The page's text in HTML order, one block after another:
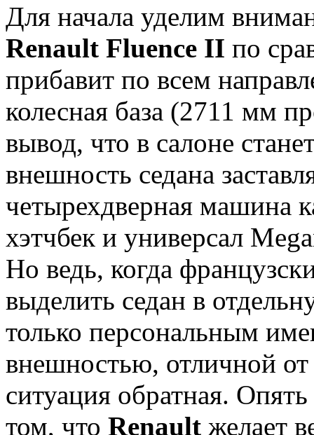
Для начала уделим
Renault Fluence II по
прибавит по всем
колесная база (2711 мм
вывод, что в салоне
внешность седана
четырехдверная машина
хэтчбек и универсал
Но ведь, когда
выделить седан в
только персональным
внешностью, отличной
ситуация обратная.
том, что Renault желает